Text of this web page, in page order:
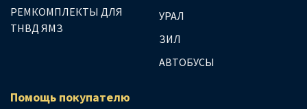
РЕМКОМПЛЕКТЫ ДЛЯ
ТНВД ЯМЗ
УРАЛ
ЗИЛ
АВТОБУСЫ
Помощь покупателю